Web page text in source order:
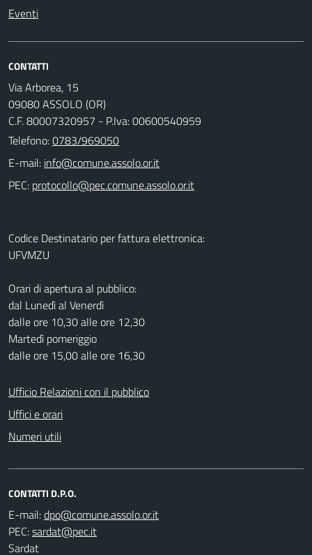
Eventi
CONTATTI
Via Arborea, 15
09080 ASSOLO (OR)
C.F. 80007320957 - P.Iva: 00600540959
Telefono:0783/969050
E-mail:
PEC:
Codice Destinatario per fattura elettronica:
UFVMZU
Orari di apertura al pubblico:
dal Lunedì al Venerdì
dalle ore 10,30 alle ore 12,30
Martedì pomeriggio
dalle ore 15,00 alle ore 16,30
Ufficio Relazioni con il pubblico
Uffici e orari
Numeri utili
CONTATTI D.P.O.
E-mail:
PEC:
Sardat